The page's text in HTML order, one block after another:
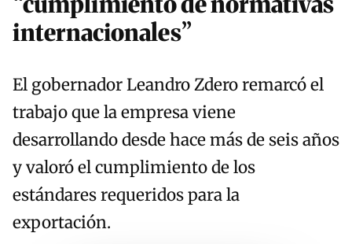
internacionales”
El gobernador Leandro Zdero remarcó el
trabajo que la empresa viene
desarrollando desde hace más de seis años
y valoró el cumplimiento de los
estándares requeridos para la
exportación.